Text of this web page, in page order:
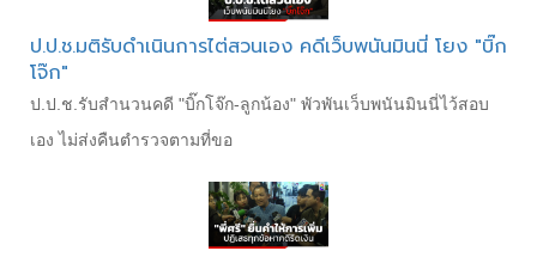
ป.ป.ช.มติรับดำเนินการไต่สวนเอง คดีเว็บพนันมินนี่ โยง "บิ๊ก
โจ๊ก"
ป.ป.ช.รับสำนวนคดี "บิ๊กโจ๊ก-ลูกน้อง" พัวพันเว็บพนันมินนี่ไว้สอบ
เอง ไม่ส่งคืนตำรวจตามที่ขอ